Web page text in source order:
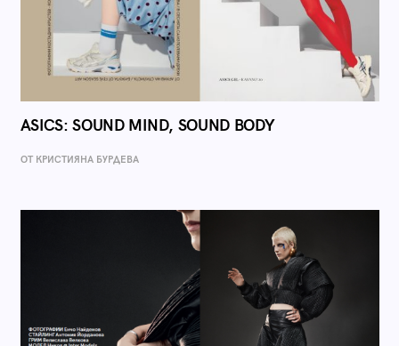
ASICS: SOUND MIND, SOUND BODY
ОТ КРИСТИЯНА БУРДЕВА